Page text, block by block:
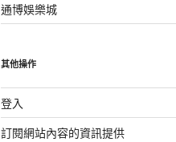
通博娛樂城
其他操作
登入
訂閱網站內容的資訊提供